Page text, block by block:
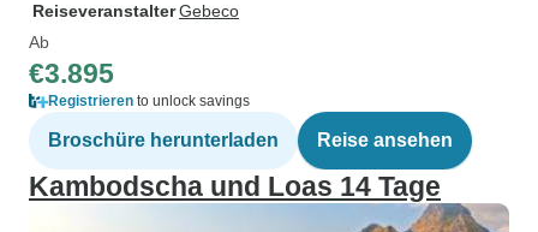
ReiseveranstalterGebeco
Ab
€3.895
Registrieren to unlock savings
Broschüre herunterladen Reise ansehen
Kambodscha und Loas 14 Tage